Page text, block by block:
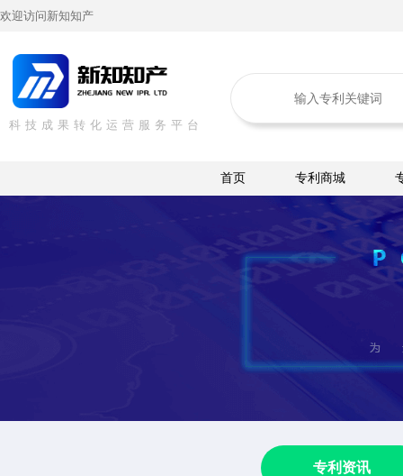
欢迎访问新知知产
科技成果转化运营服务平台
首页 专利商城
专利资讯